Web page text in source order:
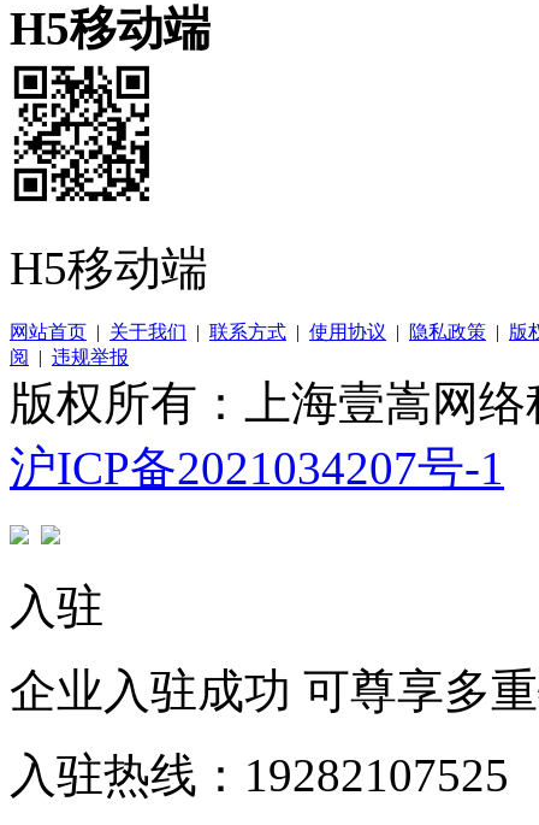
H5移动端
H5移动端
网站首页 | 关于我们 | 联系方式 | 使用协议 | 隐私政策 | 版
阅
| 违规举报
版权所有：上海壹嵩网
沪ICP备2021034207号-1
入驻
企业入驻成功 可尊享多
入驻热线：19282107525